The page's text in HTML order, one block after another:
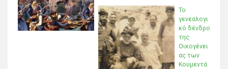
Το
γενεαλογι
κό δένδρο
της
Οικογένει
ας των
Κουμεντά